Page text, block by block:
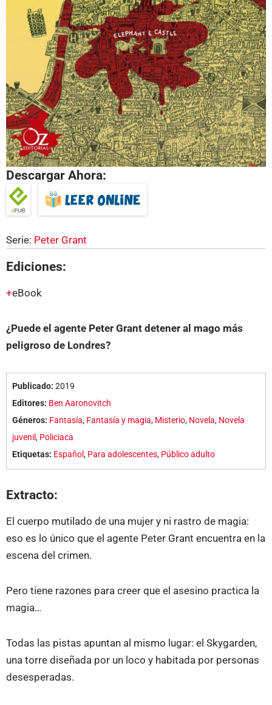
Descargar Ahora:
Serie: Peter Grant
Ediciones:
eBook
¿Puede el agente Peter Grant detener al mago más
peligroso de Londres?
Publicado: 2019
Editores: Ben Aaronovitch
Géneros: Fantasía, Fantasía y magia, Misterio, Novela, Novela
juvenil, Policiaca
Etiquetas: Español, Para adolescentes, Público adulto
Extracto:
El cuerpo mutilado de una mujer y ni rastro de magia:
eso es lo único que el agente Peter Grant encuentra en la
escena del crimen.
Pero tiene razones para creer que el asesino practica la
magia…
Todas las pistas apuntan al mismo lugar: el Skygarden,
una torre diseñada por un loco y habitada por personas
desesperadas.